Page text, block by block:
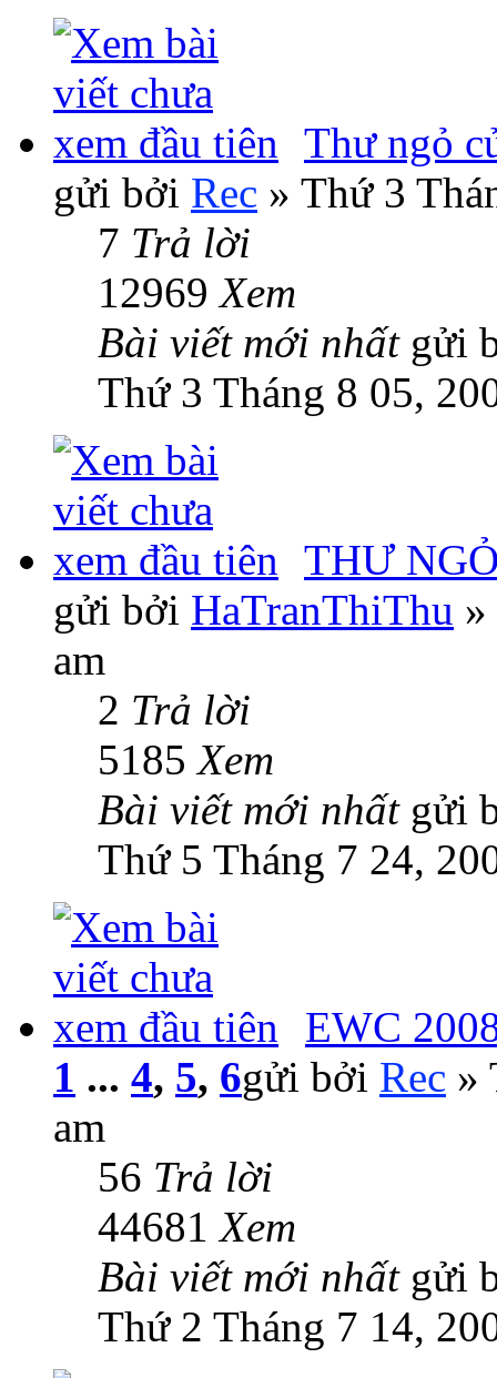
Thư ngỏ
gửi bởi Rec » Thứ 3
7 Trả lời
12969Xem
Bài viết mới nhất gửi
Thứ 3 Tháng 8 05,
THƯ
gửi bởi HaTranThiThu
am
2 Trả lời
5185Xem
Bài viết mới nhất gửi
Thứ 5 Tháng 7 24,
EWC
1 ... 4, 5, 6gửi bởi Rec »
am
56 Trả lời
44681Xem
Bài viết mới nhất gửi
Thứ 2 Tháng 7 14,